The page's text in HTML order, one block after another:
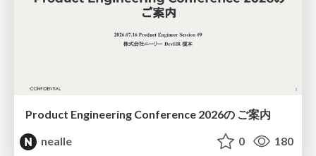
Product Engineering Conference 2026の ご案内
nealle
0 180